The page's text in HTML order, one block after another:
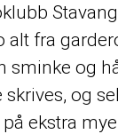
alt fra
sminke og
skrives, og
ekstra